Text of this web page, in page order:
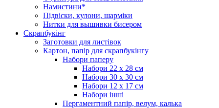
Намистини*
Підвіски, кулони, шарміки
Нитки для вышивки бисером
Скрапбукінг
Заготовки для листівок
Картон, папір для скрапбукінгу
Набори паперу
Набори 22 х 28 см
Набори 30 х 30 см
Набори 12 х 17 см
Набори інші
Пергаментний папір, велум, калька